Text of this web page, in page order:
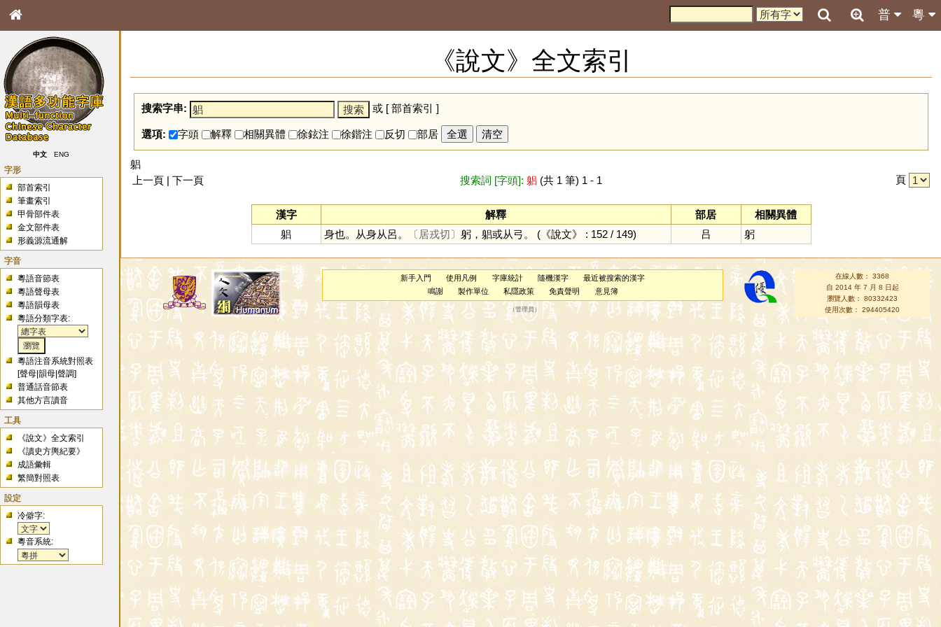
粵
普
中文 ENG
字形
部首索引
筆畫索引
甲骨部件表
金文部件表
形義源流通解
字音
粵語音節表
粵語聲母表
粵語韻母表
粵語分類字表:
粵語注音系統對照表
[聲母 |韻母 |聲調]
普通話音節表
其他方言讀音
工具
《說文》全文索引
《讀史方輿紀要》
成語彙輯
繁簡對照表
設定
冷僻字:
粵音系統:
《說文》全文索引
搜索字串: 或 [ 部首索引 ]
選項: 字頭 解釋 相關異體 徐鉉注 徐鍇注 反切 部居 全選 清空
躳
上一頁 | 下一頁
搜索詞 [字頭]: 躳(共 1 筆) 1 - 1 頁
漢字 解釋 部居
相關異體
躳
身也。从身从呂。 〔居戎切〕 躬，躳或从弓。 (《說文》 : 152 / 149) 吕 躬
新手入門 使用凡例 字庫統計 隨機漢字
最近被搜索的漢字
鳴謝
製作單位 私隱政策 免責聲明 意見簿
（管理員 ）
在線人數： 3368
自 2014 年 7 月 8 日起
瀏覽人數： 80332423
使用次數： 294405420